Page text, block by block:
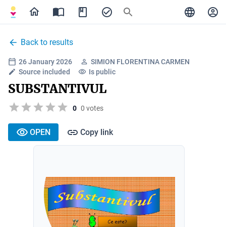
Back to results
26 January 2026
SIMION FLORENTINA CARMEN
Source included
Is public
SUBSTANTIVUL
0 0 votes
OPEN Copy link